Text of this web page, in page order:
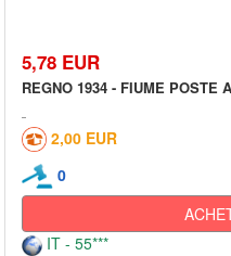
5,78 EUR
REGNO 1934 - FIUME POSTE
2,00 EUR
0
IT - 55***